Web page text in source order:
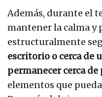
Además, durante el
mantener la calma y
estructuralmente
escritorio o cerca de
permanecer cerca de
elementos que